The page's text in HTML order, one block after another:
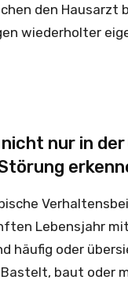
den Hausarzt
wiederholter
nur in
Lebensjahr
häufig oder
baut oder